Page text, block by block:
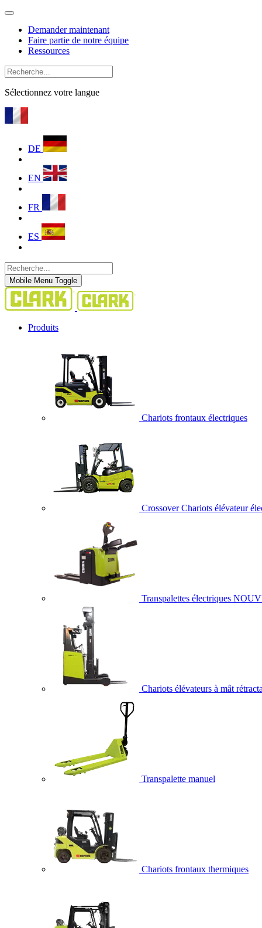
Demander maintenant
Faire partie de notre équipe
Ressources
Sélectionnez votre langue
DE
EN
FR
ES
Mobile Menu Toggle
Produits
Chariots frontaux électriques
Crossover Chariots élévateur
Transpalettes électriques
Chariots élévateurs à mât
Transpalette manuel
Chariots frontaux thermiques